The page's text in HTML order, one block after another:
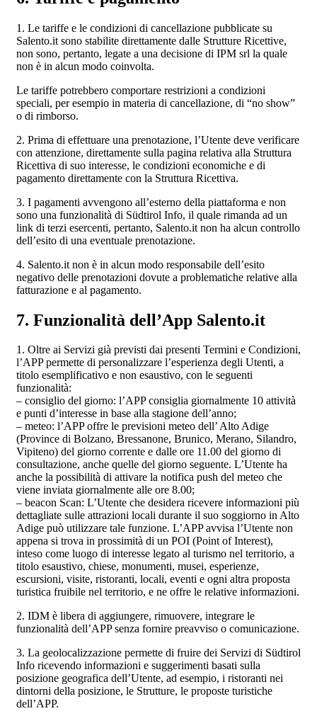
1. Le tariffe e le condizioni di cancellazione pubblicate su
Salento.it sono stabilite direttamente dalle Strutture Ricettive,
non sono, pertanto, legate a una decisione di IPM srl la quale
non è in alcun modo coinvolta.
Le tariffe potrebbero comportare restrizioni a condizioni
speciali, per esempio in materia di cancellazione, di “no show”
o di rimborso.
2. Prima di effettuare una prenotazione, l’Utente deve verificare
con attenzione, direttamente sulla pagina relativa alla Struttura
Ricettiva di suo interesse, le condizioni economiche e di
pagamento direttamente con la Struttura Ricettiva.
3. I pagamenti avvengono all’esterno della piattaforma e non
sono una funzionalità di Südtirol Info, il quale rimanda ad un
link di terzi esercenti, pertanto, Salento.it non ha alcun controllo
dell’esito di una eventuale prenotazione.
4. Salento.it non è in alcun modo responsabile dell’esito
negativo delle prenotazioni dovute a problematiche relative alla
fatturazione e al pagamento.
7. Funzionalità dell’App Salento.it
1. Oltre ai Servizi già previsti dai presenti Termini e Condizioni,
l’APP permette di personalizzare l’esperienza degli Utenti, a
titolo esemplificativo e non esaustivo, con le seguenti
funzionalità:
– consiglio del giorno: l’APP consiglia giornalmente 10 attività
e punti d’interesse in base alla stagione dell’anno;
– meteo: l’APP offre le previsioni meteo dell’ Alto Adige
(Province di Bolzano, Bressanone, Brunico, Merano, Silandro,
Vipiteno) del giorno corrente e dalle ore 11.00 del giorno di
consultazione, anche quelle del giorno seguente. L’Utente ha
anche la possibilità di attivare la notifica push del meteo che
viene inviata giornalmente alle ore 8.00;
– beacon Scan: L’Utente che desidera ricevere informazioni più
dettagliate sulle attrazioni locali durante il suo soggiorno in Alto
Adige può utilizzare tale funzione. L’APP avvisa l’Utente non
appena si trova in prossimità di un POI (Point of Interest),
inteso come luogo di interesse legato al turismo nel territorio, a
titolo esaustivo, chiese, monumenti, musei, esperienze,
escursioni, visite, ristoranti, locali, eventi e ogni altra proposta
turistica fruibile nel territorio, e ne offre le relative informazioni.
2. IDM è libera di aggiungere, rimuovere, integrare le
funzionalità dell’APP senza fornire preavviso o comunicazione.
3. La geolocalizzazione permette di fruire dei Servizi di Südtirol
Info ricevendo informazioni e suggerimenti basati sulla
posizione geografica dell’Utente, ad esempio, i ristoranti nei
dintorni della posizione, le Strutture, le proposte turistiche
dell’APP.